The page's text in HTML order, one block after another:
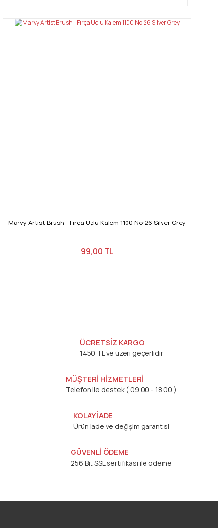
Marvy Artist Brush - Fırça Uçlu Kalem 1100 No:26 Silver Grey
99,00 TL
ÜCRETSİZ KARGO
1450 TL ve üzeri geçerlidir
MÜŞTERİ HİZMETLERİ
Telefon ile destek ( 09.00 - 18.00 )
KOLAY İADE
Ürün iade ve değişim garantisi
GÜVENLİ ÖDEME
256 Bit SSL sertifikası ile ödeme